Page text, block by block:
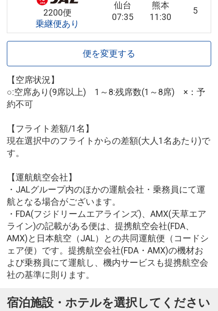
2200便
乗継便あり
仙台
07:35
熊本
11:30
5
便を変更する
【空席状況】
○:空席あり(9席以上) 1～8:残席数(1～8席) ×：予
約不可
【フライト差額/1名】
現在選択中のフライトからの差額(大人1名あたり)で
す。
【運航航空会社】
・JALグループ内のほかの運航会社・乗務員にて運
航となる場合がございます。
・FDA(フジドリームエアラインズ)、AMX(天草エア
ライン)の記載がある便は、提携航空会社(FDA、
AMX)と日本航空（JAL）との共同運航便（コードシ
ェア便）です。提携航空会社(FDA・AMX)の機材お
よび乗務員にて運航し、機内サービスも提携航空会
社の基準に則ります。
宿泊施設・ホテルを選択してください